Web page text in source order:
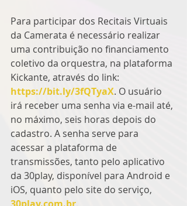
Para participar dos Recitais Virtuais
da Camerata é necessário realizar
uma contribuição no financiamento
coletivo da orquestra, na plataforma
Kickante, através do link:
https://bit.ly/3fQTyaX. O usuário
irá receber uma senha via e-mail até,
no máximo, seis horas depois do
cadastro. A senha serve para
acessar a plataforma de
transmissões, tanto pelo aplicativo
da 30play, disponível para Android e
iOS, quanto pelo site do serviço,